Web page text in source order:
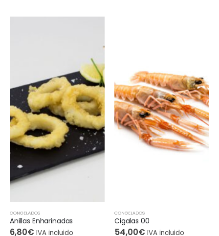
CONGELADOS
Cigalas 00
54,00€ IVA incluido
CONGELADOS
Gambón Pelado
15,00€ IVA incluido